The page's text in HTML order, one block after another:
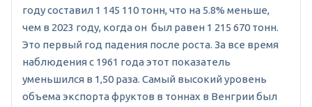
году составил 1 145 110 тонн, что на 5.8% меньше,
чем в 2023 году, когда он был равен 1 215 670 тонн.
Это первый год падения после роста. За все время
наблюдения с 1961 года этот показатель
уменьшился в 1,50 раза. Самый высокий уровень
объема экспорта фруктов в тоннах в Венгрии был